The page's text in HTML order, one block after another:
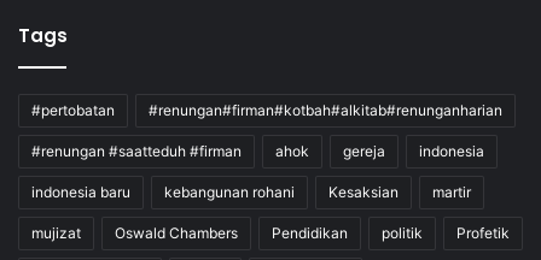
Tags
#pertobatan #renungan#firman#kotbah#alkitab#renunganharian
#renungan #saatteduh #firman ahok gereja indonesia
indonesia baru kebangunan rohani Kesaksian martir
mujizat Oswald Chambers Pendidikan politik Profetik